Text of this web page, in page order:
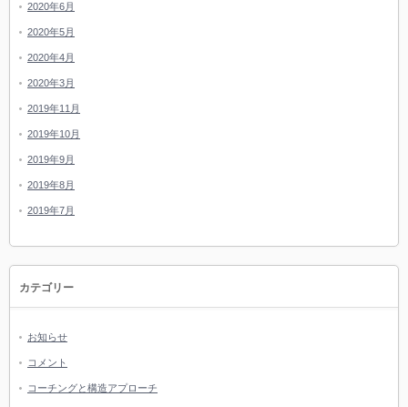
2020年6月
2020年5月
2020年4月
2020年3月
2019年11月
2019年10月
2019年9月
2019年8月
2019年7月
カテゴリー
お知らせ
コメント
コーチングと構造アプローチ